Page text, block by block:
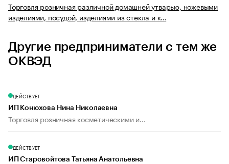
Торговля розничная различной домашней утварью, ножевыми
изделиями, посудой, изделиями из стекла и к…
Другие предприниматели с тем же
ОКВЭД
ДЕЙСТВУЕТ
ИП Конюхова Нина Николаевна
Торговля розничная косметическими и...
ДЕЙСТВУЕТ
ИП Старовойтова Татьяна Анатольевна